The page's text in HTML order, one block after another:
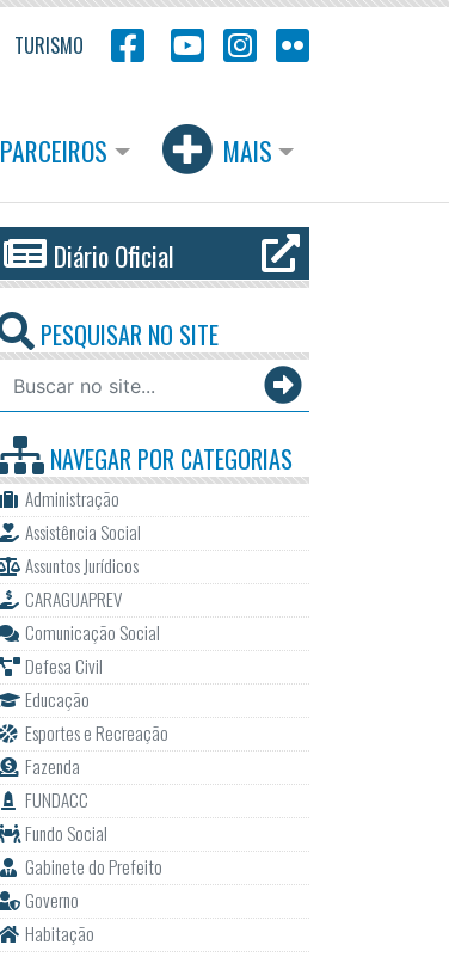
TURISMO
PARCEIROS MAIS
Diário Oficial
PESQUISAR NO SITE
NAVEGAR PORCATEGORIAS
Administração
Assistência Social
Assuntos Jurídicos
CARAGUAPREV
Comunicação Social
Defesa Civil
Educação
Esportes e Recreação
Fazenda
FUNDACC
Fundo Social
Gabinete do Prefeito
Governo
Habitação